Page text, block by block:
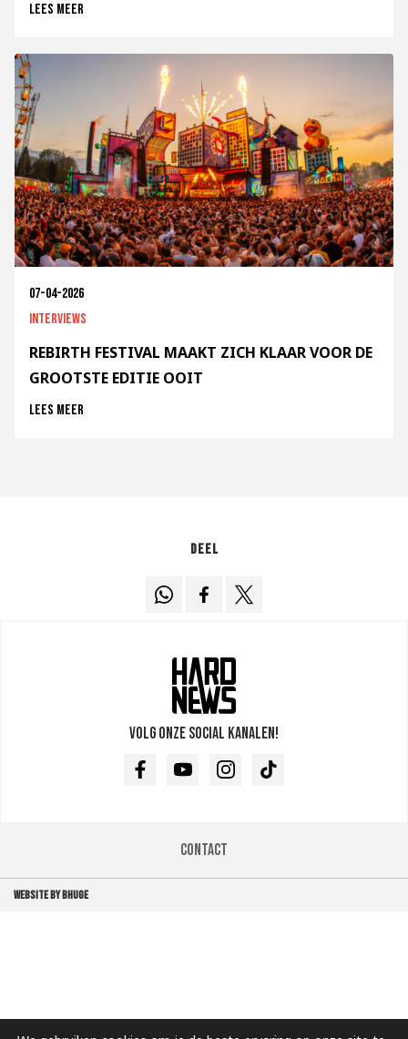
Lees meer
07-04-2026
Interviews
REBIRTH FESTIVAL MAAKT ZICH KLAAR VOOR DE
GROOTSTE EDITIE OOIT
Lees meer
Deel
Volg onze social kanalen!
FacebookYoutubeInstagramTikTok
Contact
WEBSITE BY BHUGE